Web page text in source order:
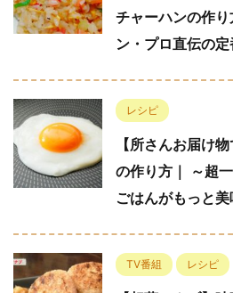
チャーハンの作
ン・プロ直伝の定
レシピ
【所さんお届け
の作り方｜ ～超
ごはんがもっと
TV番組 レシピ